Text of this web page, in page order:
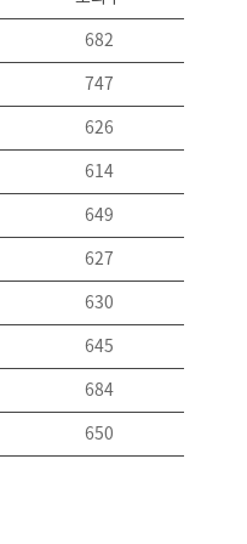
682
747
626
614
649
627
630
645
684
650